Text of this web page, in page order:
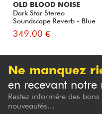
OLD BLOOD NOISE
Dark Star Stereo
Soundscape Reverb - Blue
349.00 €
Ne manquez
en recevant notre
Restez informé·e des
nouveautés...